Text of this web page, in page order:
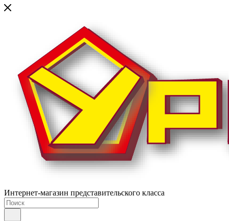
Интернет-магазин представительского класса